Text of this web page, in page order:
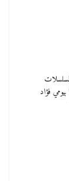
فؤاد